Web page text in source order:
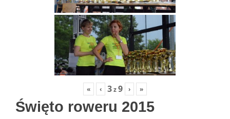
« ‹ 3z9 › »
Święto roweru 2015